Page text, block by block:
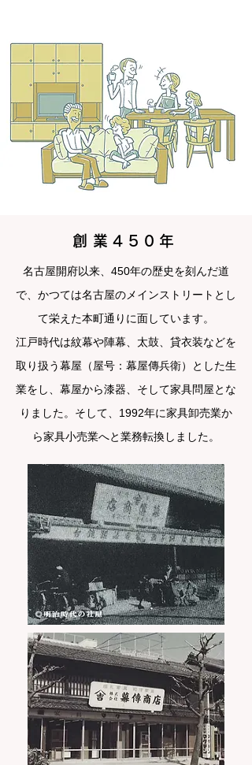
創業450年
名古屋開府以来、450年の歴史を刻んだ道
で、かつては名古屋のメインストリートとし
て栄えた本町通りに面しています。
江戸時代は紋幕や陣幕、太鼓、貸衣装などを
取り扱う幕屋（屋号：幕屋傳兵衛）とした生
業をし、幕屋から漆器、そして家具問屋とな
りました。そして、1992年に家具卸売業か
ら家具小売業へと業務転換しました。